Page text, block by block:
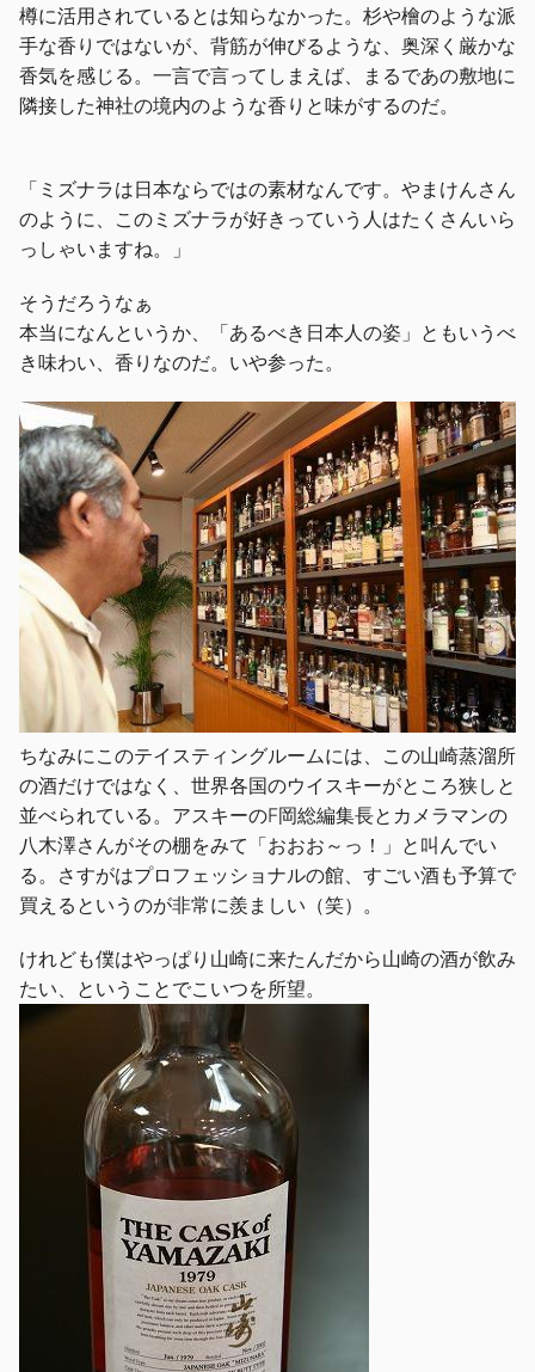
樽に活用されているとは知らなかった。杉や檜のような派
手な香りではないが、背筋が伸びるような、奥深く厳かな
香気を感じる。一言で言ってしまえば、まるであの敷地に
隣接した神社の境内のような香りと味がするのだ。
「ミズナラは日本ならではの素材なんです。やまけんさん
のように、このミズナラが好きっていう人はたくさんいら
っしゃいますね。」
そうだろうなぁ
本当になんというか、「あるべき日本人の姿」ともいうべ
き味わい、香りなのだ。いや参った。
ちなみにこのテイスティングルームには、この山崎蒸溜所
の酒だけではなく、世界各国のウイスキーがところ狭しと
並べられている。アスキーのF岡総編集長とカメラマンの
八木澤さんがその棚をみて「おおお～っ！」と叫んでい
る。さすがはプロフェッショナルの館、すごい酒も予算で
買えるというのが非常に羨ましい（笑）。
けれども僕はやっぱり山崎に来たんだから山崎の酒が飲み
たい、ということでこいつを所望。